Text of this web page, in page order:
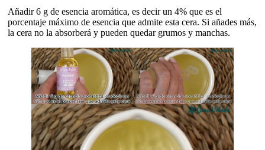
Añadir 6 g de esencia aromática, es decir un 4% que es el
porcentaje máximo de esencia que admite esta cera. Si añades más,
la cera no la absorberá y pueden quedar grumos y manchas.